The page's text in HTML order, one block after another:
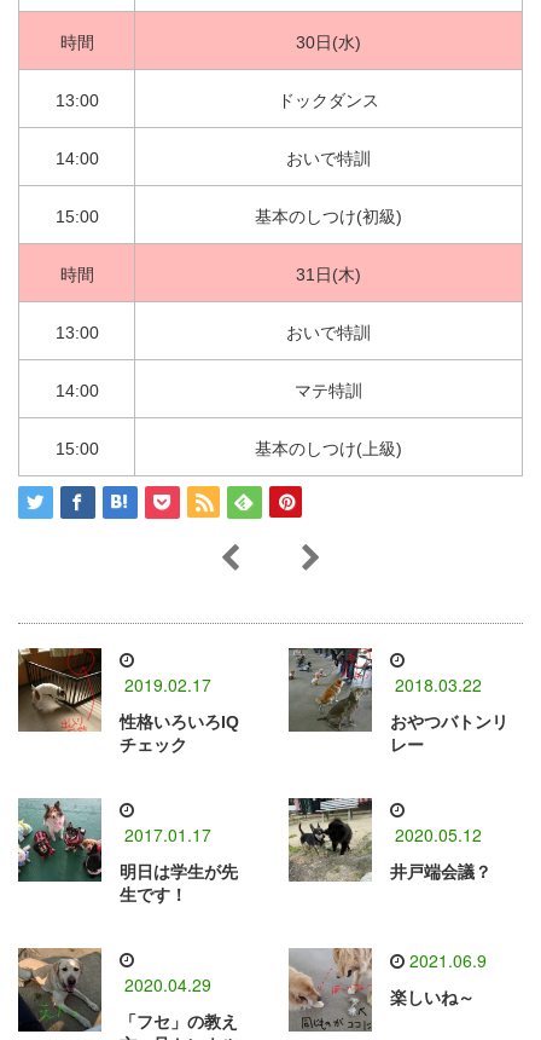
時間 30日(水)
13:00 ドックダンス
14:00 おいで特訓
15:00 基本のしつけ(初級)
時間 31日(木)
13:00 おいで特訓
14:00 マテ特訓
15:00 基本のしつけ(上級)
2019.02.17
性格いろいろIQ
チェック
2018.03.22
おやつバトンリ
レー
2017.01.17
明日は学生が先
生です！
2020.05.12
井戸端会議？
2020.04.29
「フセ」の教え
2021.06.9
楽しいね～